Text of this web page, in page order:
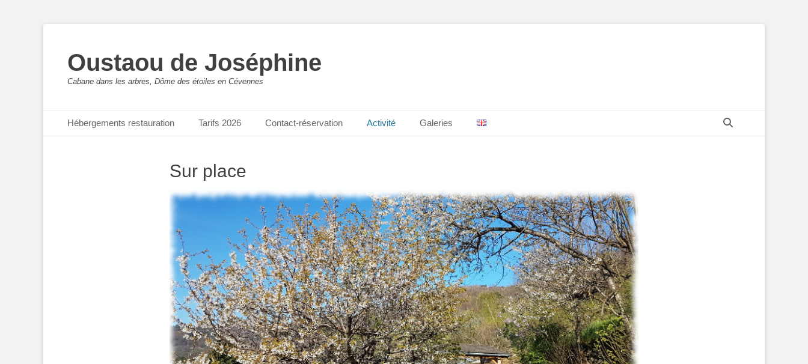
Oustaou de Joséphine
Cabane dans les arbres, Dôme des étoiles en Cévennes
Menu principal
Hébergements restauration Tarifs 2026 Contact-réservation Activité Galeries
Sur place